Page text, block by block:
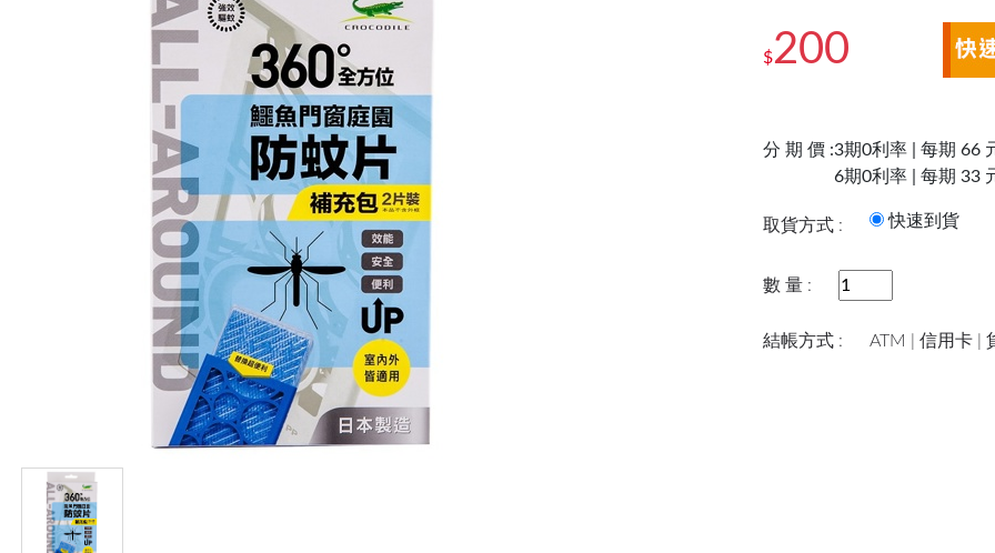
$200
分 期 價 :3期0利率 | 每期 66
6期0利率 | 每期 33
取貨方式 : 快速到
數 量 :
結帳方式 : ATM | 信用卡 |